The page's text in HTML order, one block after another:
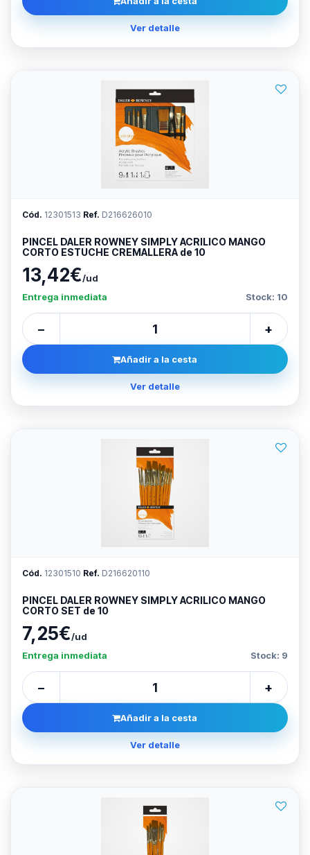
Ver detalle
Cód. 12301513 Ref. D216626010
PINCEL DALER ROWNEY SIMPLY ACRILICO MANGO
CORTO ESTUCHE CREMALLERA de 10
13,42€/ud
Entrega inmediata
Stock: 10
− +
Añadir a la cesta
Ver detalle
Cód. 12301510 Ref. D216620110
PINCEL DALER ROWNEY SIMPLY ACRILICO MANGO
CORTO SET de 10
7,25€/ud
Entrega inmediata
Stock: 9
− +
Añadir a la cesta
Ver detalle